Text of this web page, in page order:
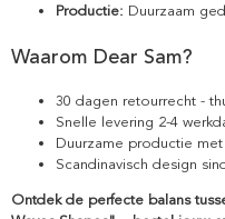
Productie: Duurzaam
Waarom Dear Sam?
30 dagen retourrecht -
Snelle levering 2-4
Duurzame productie
Scandinavisch design
Ontdek de perfecte balans